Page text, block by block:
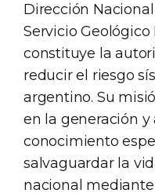
Dirección
Servicio
constituye la
reducir el riesgo
argentino. Su
en la generación
conocimiento
salvaguardar la
nacional